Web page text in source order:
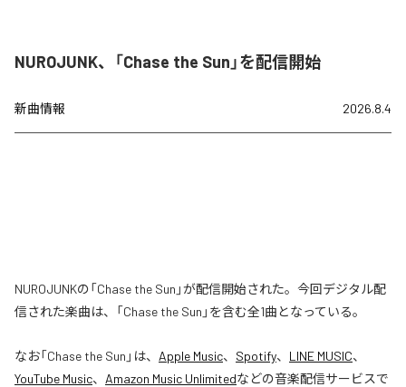
NUROJUNK、「Chase the Sun」を配信開始
新曲情報 2026.8.4
NUROJUNKの「Chase the Sun」が配信開始された。今回デジタル配
信された楽曲は、「Chase the Sun」を含む全1曲となっている。
なお「Chase the Sun 」は、 Apple Music、 Spotify、 LINE MUSIC、
YouTube Music、 Amazon Music Unlimitedなどの音楽配信サービスで